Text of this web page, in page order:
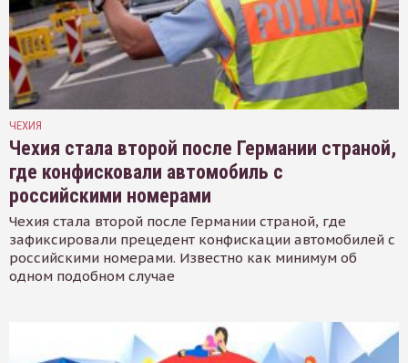
ЧЕХИЯ
Чехия стала второй после Германии страной,
где конфисковали автомобиль с
российскими номерами
Чехия стала второй после Германии страной, где
зафиксировали прецедент конфискации автомобилей с
российскими номерами. Известно как минимум об
одном подобном случае